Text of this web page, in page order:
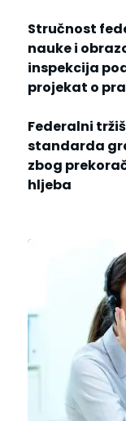
Stručnost
nauke i
inspekcija
projekat o
Federalni
standarda
zbog
hljeba